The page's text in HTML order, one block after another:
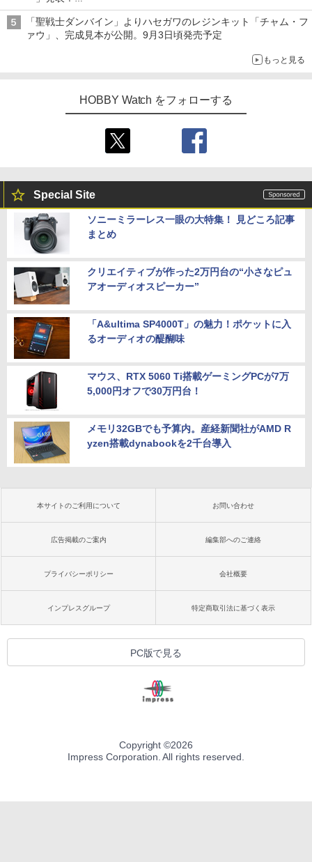
詳細は後日公開予定
「聖戦士ダンバイン」よりハセガワのレジンキット「チャム・フ
ァウ」、完成見本が公開。9月3日頃発売予定
もっと見る
HOBBY Watch をフォローする
Special Site
ソニーミラーレス一眼の大特集！ 見どころ記事
まとめ
クリエイティブが作った2万円台の“小さなピュ
アオーディオスピーカー”
「A&ultima SP4000T」の魅力！ポケットに入
るオーディオの醍醐味
マウス、RTX 5060 Ti搭載ゲーミングPCが7万
5,000円オフで30万円台！
メモリ32GBでも予算内。産経新聞社がAMD R
yzen搭載dynabookを2千台導入
本サイトのご利用について お問い合わせ
広告掲載のご案内 編集部へのご連絡
プライバシーポリシー 会社概要
インプレスグループ 特定商取引法に基づく表示
PC版で見る
Copyright ©2026
Impress Corporation. All rights reserved.